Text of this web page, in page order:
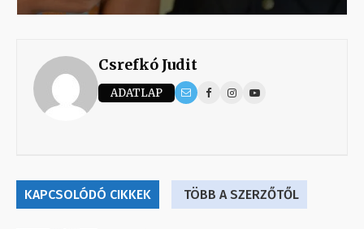
Csrefkó Judit
ADATLAP
KAPCSOLÓDÓ CIKKEK TÖBB A SZERZŐTŐL